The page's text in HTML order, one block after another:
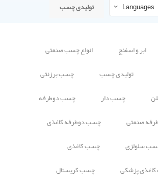
Languages تولیدی چسب
ابر و اسفنج
انواع چسب صنعتی
تولیدی چسب
چسب برزنتی
چسب دار
چسب دوطرفه
صنعتی
چسب دوطرفه کاغذی
سلولزی
چسب کاغذی
پزشکی
چسب کریستال